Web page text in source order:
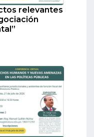
relevantes